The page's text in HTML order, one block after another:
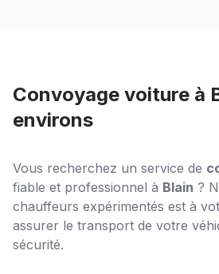
Convoyage voiture à
environs
Vous recherchez un service de
fiable et professionnel à Blain ?
chauffeurs expérimentés est à
assurer le transport de votre
sécurité.